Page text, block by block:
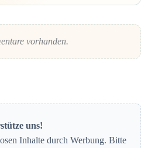
vorhanden.
uns!
Inhalte durch Werbung. Bitte